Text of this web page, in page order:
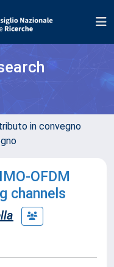
in convegno
OFDM
channels